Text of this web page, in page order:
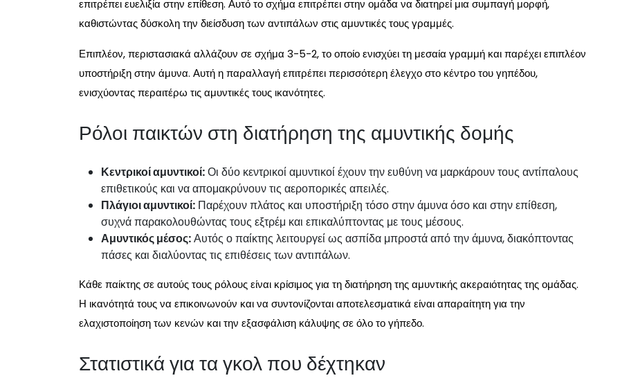
επιτρέπει ευελιξία στην επίθεση. Αυτό το σχήμα επιτρέπει στην ομάδα να διατηρεί μια συμπαγή μορφή,
καθιστώντας δύσκολη την διείσδυση των αντιπάλων στις αμυντικές τους γραμμές.
Επιπλέον, περιστασιακά αλλάζουν σε σχήμα 3-5-2, το οποίο ενισχύει τη μεσαία γραμμή και παρέχει επιπλέον
υποστήριξη στην άμυνα. Αυτή η παραλλαγή επιτρέπει περισσότερη έλεγχο στο κέντρο του γηπέδου,
ενισχύοντας περαιτέρω τις αμυντικές τους ικανότητες.
Ρόλοι παικτών στη διατήρηση της αμυντικής δομής
Κεντρικοί αμυντικοί:Οι δύο κεντρικοί αμυντικοί έχουν την ευθύνη να μαρκάρουν τους αντίπαλους
επιθετικούς και να απομακρύνουν τις αεροπορικές απειλές.
Πλάγιοι αμυντικοί: Παρέχουν πλάτος και υποστήριξη τόσο στην άμυνα όσο και στην επίθεση,
συχνά παρακολουθώντας τους εξτρέμ και επικαλύπτοντας με τους μέσους.
Αμυντικός μέσος:Αυτός ο παίκτης λειτουργεί ως ασπίδα μπροστά από την άμυνα, διακόπτοντας
πάσες και διαλύοντας τις επιθέσεις των αντιπάλων.
Κάθε παίκτης σε αυτούς τους ρόλους είναι κρίσιμος για τη διατήρηση της αμυντικής ακεραιότητας της ομάδας.
Η ικανότητά τους να επικοινωνούν και να συντονίζονται αποτελεσματικά είναι απαραίτητη για την
ελαχιστοποίηση των κενών και την εξασφάλιση κάλυψης σε όλο το γήπεδο.
Στατιστικά για τα γκολ που δέχτηκαν